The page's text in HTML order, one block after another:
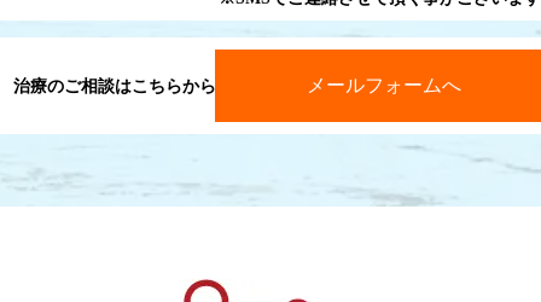
治療のご相談はこちらから メールフォームへ